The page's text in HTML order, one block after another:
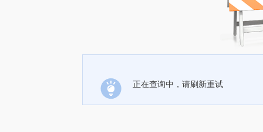
正在查询中，请刷新重试